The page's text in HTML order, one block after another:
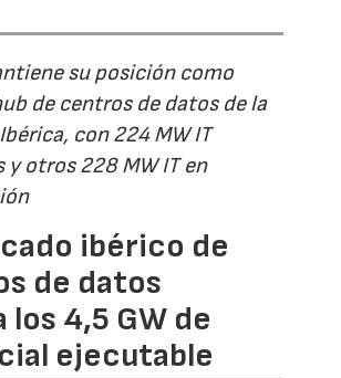
su posición como
de centros de datos de la
con 224 MW IT
y otros 228 MW IT en
ibérico de
de datos
los 4,5 GW de
ejecutable